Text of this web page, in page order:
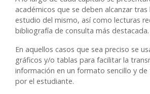
académicos que se deben alcanzar tras
estudio del mismo, así como lecturas
bibliografía de consulta más destacada.
En aquellos casos que sea preciso se
gráficos y/o tablas para facilitar la
información en un formato sencillo y de
por el estudiante.